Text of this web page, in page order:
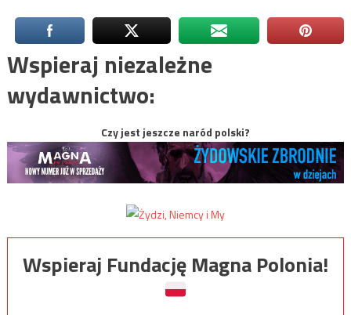
Wspieraj niezależne
wydawnictwo:
Czy jest jeszcze naród polski?
Wspieraj Fundację Magna Polonia!